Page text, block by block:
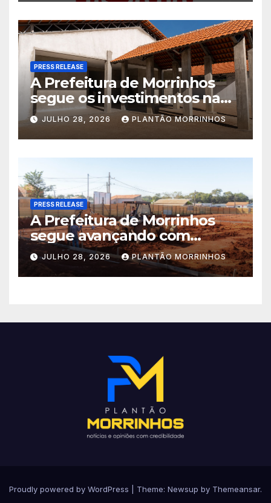
PRESS RELEASE
A Prefeitura de Morrinhos
segue os investimentos na
educação. A obra da Escola
Municipal Eudóxio de
Figueiredo avança em ritmo
acelerado e já ganha forma.
JULHO 28, 2026 PLANTÃO MORRINHOS
PRESS RELEASE
A Prefeitura de Morrinhos
segue avançando com
importantes investimentos
no Setor Arca de Noé.
JULHO 28, 2026 PLANTÃO MORRINHOS
Proudly powered by WordPress Theme: Newsup by Themeansar.